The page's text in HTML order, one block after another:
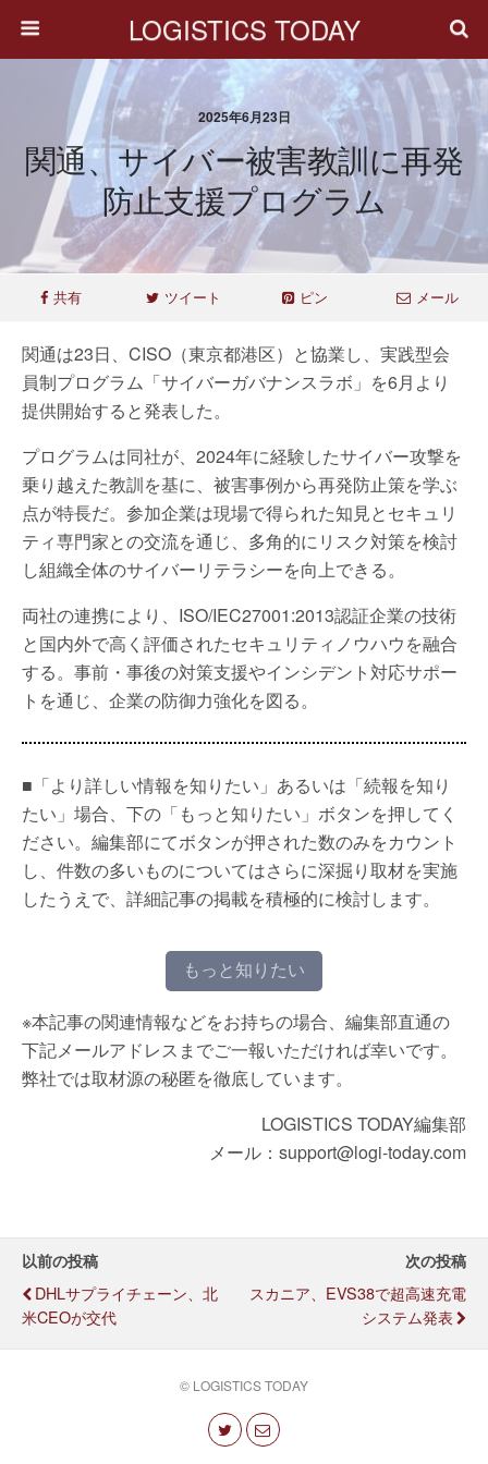
LOGISTICS TODAY
2025年6月23日
関通、サイバー被害教訓に再発
防止支援プログラム
共有 ツイート ピン メール
関通は23日、CISO（東京都港区）と協業し、実践型会
員制プログラム「サイバーガバナンスラボ」を6月より
提供開始すると発表した。
プログラムは同社が、2024年に経験したサイバー攻撃を
乗り越えた教訓を基に、被害事例から再発防止策を学ぶ
点が特長だ。参加企業は現場で得られた知見とセキュリ
ティ専門家との交流を通じ、多角的にリスク対策を検討
し組織全体のサイバーリテラシーを向上できる。
両社の連携により、ISO/IEC27001:2013認証企業の技術
と国内外で高く評価されたセキュリティノウハウを融合
する。事前・事後の対策支援やインシデント対応サポー
トを通じ、企業の防御力強化を図る。
■「より詳しい情報を知りたい」あるいは「続報を知り
たい」場合、下の「もっと知りたい」ボタンを押してく
ださい。編集部にてボタンが押された数のみをカウント
し、件数の多いものについてはさらに深掘り取材を実施
したうえで、詳細記事の掲載を積極的に検討します。
もっと知りたい
※本記事の関連情報などをお持ちの場合、編集部直通の
下記メールアドレスまでご一報いただければ幸いです。
弊社では取材源の秘匿を徹底しています。
LOGISTICS TODAY編集部
メール：support@logi-today.com
以前の投稿
DHLサプライチェーン、北
米CEOが交代
次の投稿
スカニア、EVS38で超高速充電
システム発表
© LOGISTICS TODAY